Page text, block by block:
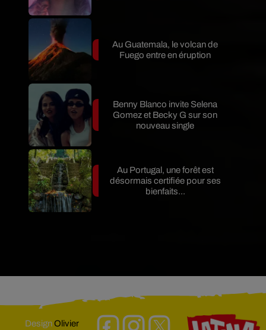
Au Guatemala, le volcan de
Fuego entre en éruption
Benny Blanco invite Selena
Gomez et Becky G sur son
nouveau single
Au Portugal, une forêt est
désormais certifiée pour ses
bienfaits...
DesignOlivier